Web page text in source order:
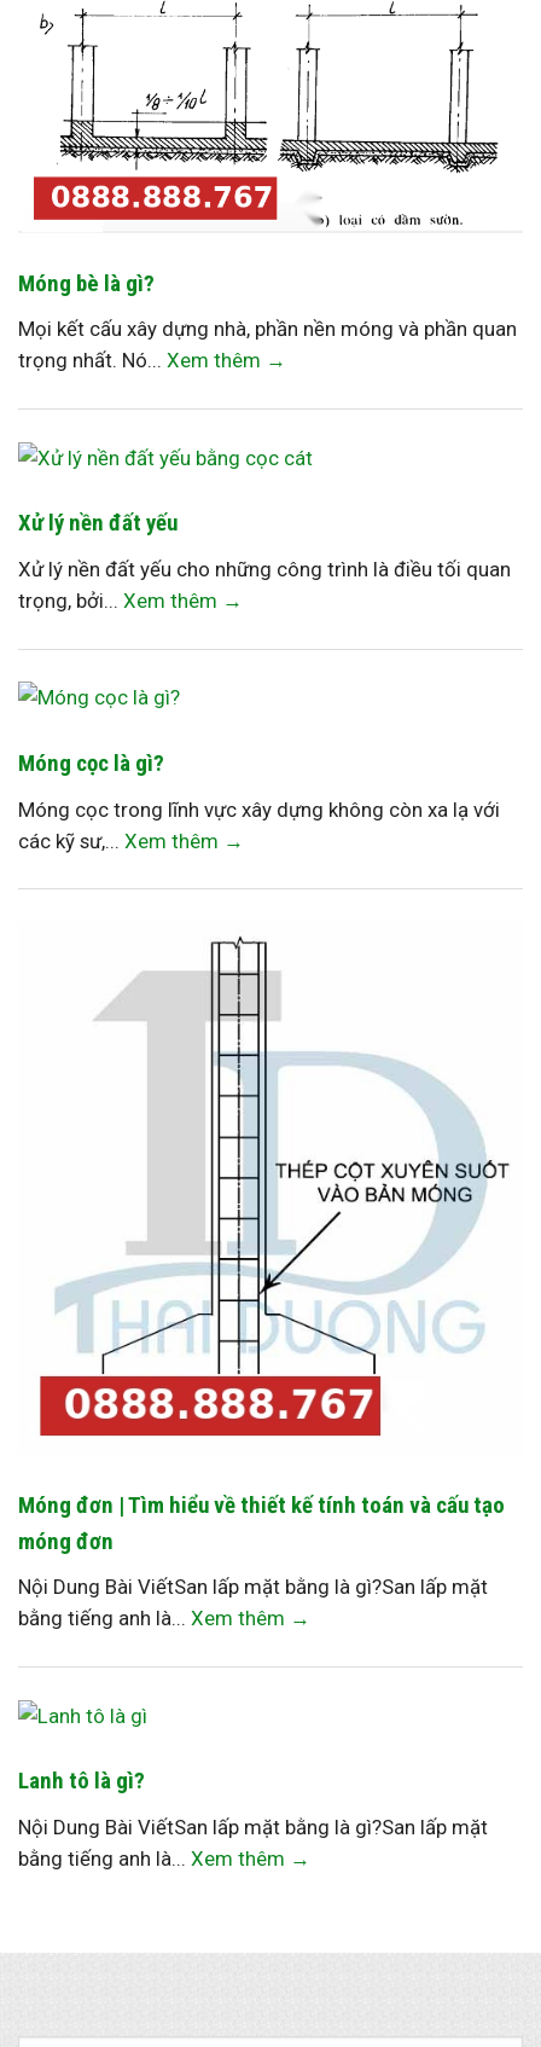
Móng bè là gì?
Mọi kết cấu xây dựng nhà, phần nền móng và phần quan
trọng nhất. Nó... Xem thêm →
Xử lý nền đất yếu
Xử lý nền đất yếu cho những công trình là điều tối quan
trọng, bởi... Xem thêm →
Móng cọc là gì?
Móng cọc trong lĩnh vực xây dựng không còn xa lạ với
các kỹ sư,... Xem thêm →
Móng đơn | Tìm hiểu về thiết kế tính toán và cấu tạo
móng đơn
Nội Dung Bài ViếtSan lấp mặt bằng là gì?San lấp mặt
bằng tiếng anh là... Xem thêm →
Lanh tô là gì?
Nội Dung Bài ViếtSan lấp mặt bằng là gì?San lấp mặt
bằng tiếng anh là... Xem thêm →